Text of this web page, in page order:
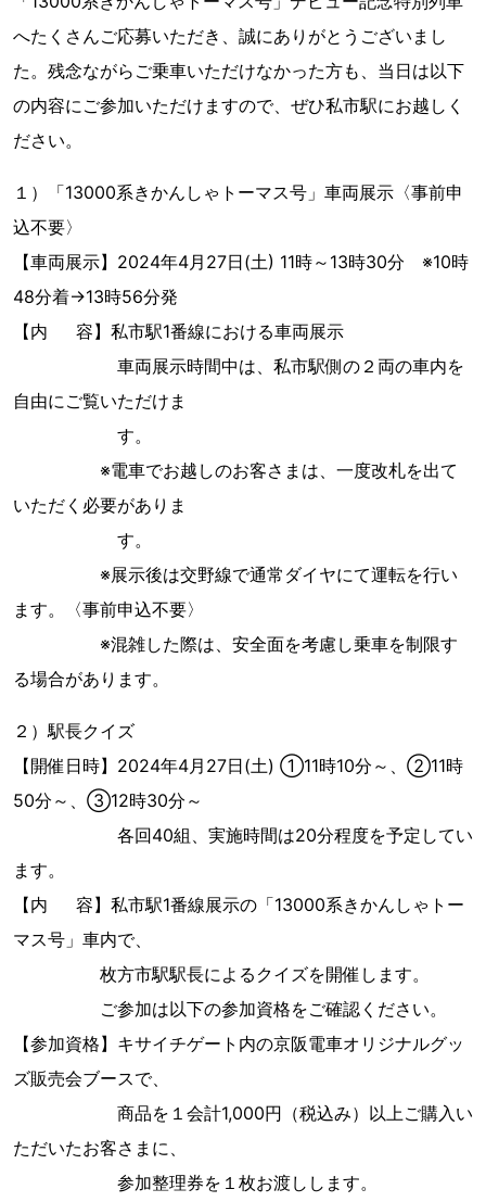
へたくさんご応募いただき、誠にありがとうございまし
た。残念ながらご乗車いただけなかった方も、当日は以下
の内容にご参加いただけますので、ぜひ私市駅にお越しく
ださい。
１）「13000系きかんしゃトーマス号」車両展示〈事前申
込不要〉
【車両展示】2024年4月27日(土) 11時～13時30分 ※10時
48分着→13時56分発
【内 容】私市駅1番線における車両展示
車両展示時間中は、私市駅側の２両の車内を
自由にご覧いただけま
す。
※電車でお越しのお客さまは、一度改札を出て
いただく必要がありま
す。
※展示後は交野線で通常ダイヤにて運転を行い
ます。〈事前申込不要〉
※混雑した際は、安全面を考慮し乗車を制限す
る場合があります。
２）駅長クイズ
【開催日時】2024年4月27日(土) ①11時10分～、②11時
50分～、③12時30分～
各回40組、実施時間は20分程度を予定してい
ます。
【内 容】私市駅1番線展示の「13000系きかんしゃトー
マス号」車内で、
枚方市駅駅長によるクイズを開催します。
ご参加は以下の参加資格をご確認ください。
【参加資格】キサイチゲート内の京阪電車オリジナルグッ
ズ販売会ブースで、
商品を１会計1,000円（税込み）以上ご購入い
ただいたお客さまに、
参加整理券を１枚お渡しします。